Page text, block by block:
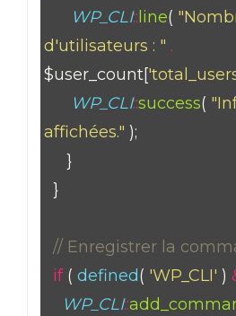
WP_CLI:: line(
d'utilisateurs : " .
$user_count[
WP_CLI::success(
affichées." );
}
}
// Enregistrer la
if( defined( 'WP_CLI' )
WP_CLI::